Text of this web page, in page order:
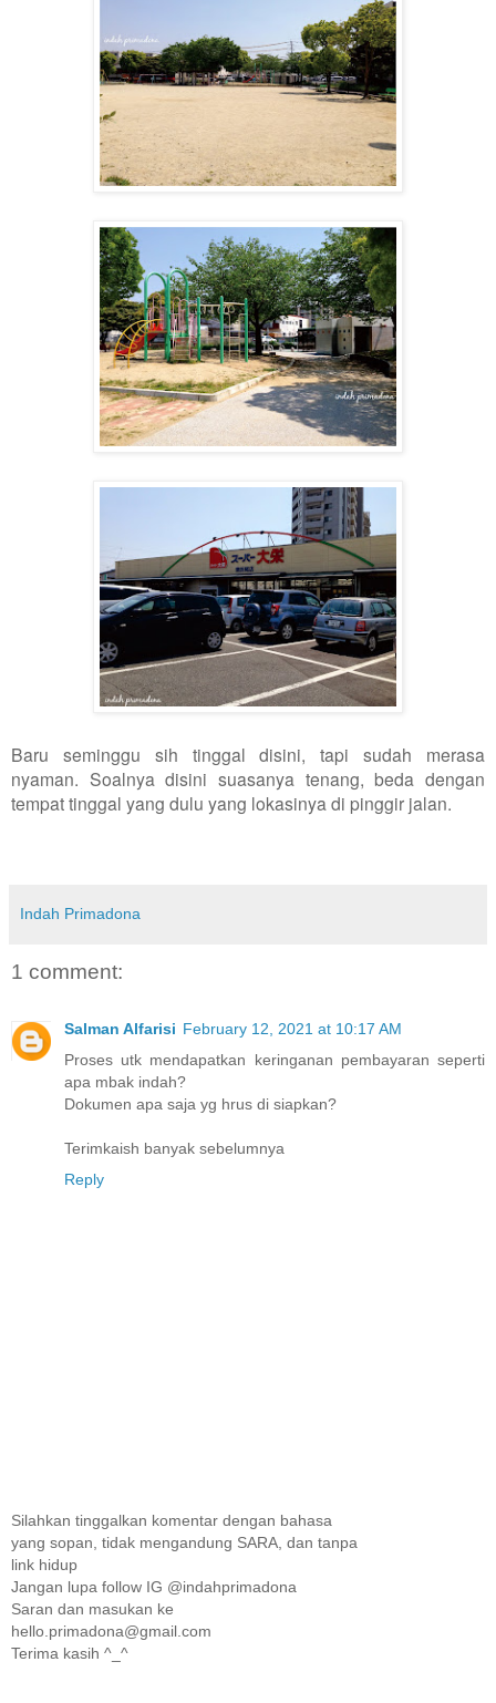
Baru seminggu sih tinggal disini, tapi sudah merasa
nyaman. Soalnya disini suasanya tenang, beda dengan
tempat tinggal yang dulu yang lokasinya di pinggir jalan.
Indah Primadona
1 comment:
Salman Alfarisi February 12, 2021 at 10:17 AM
Proses utk mendapatkan keringanan pembayaran seperti
apa mbak indah?
Dokumen apa saja yg hrus di siapkan?
Terimkaish banyak sebelumnya
Reply
Silahkan tinggalkan komentar dengan bahasa
yang sopan, tidak mengandung SARA, dan tanpa
link hidup
Jangan lupa follow IG @indahprimadona
Saran dan masukan ke
hello.primadona@gmail.com
Terima kasih ^_^